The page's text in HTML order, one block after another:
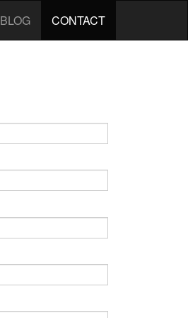
BLOG CONTACT